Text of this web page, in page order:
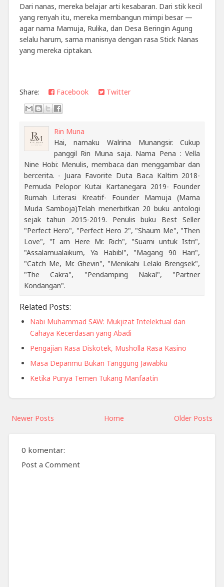
Dari nanas, mereka belajar arti kesabaran. Dari stik kecil
yang renyah itu, mereka membangun mimpi besar —
agar nama Mamuja, Rulika, dan Desa Beringin Agung
selalu harum, sama manisnya dengan rasa Stick Nanas
yang mereka ciptakan.
Share: Facebook Twitter
Rin Muna
Hai, namaku Walrina Munangsir. Cukup
panggil Rin Muna saja. Nama Pena : Vella
Nine Hobi: Menulis, membaca dan menggambar dan
bercerita. - Juara Favorite Duta Baca Kaltim 2018-
Pemuda Pelopor Kutai Kartanegara 2019- Founder
Rumah Literasi Kreatif- Founder Mamuja (Mama
Muda Samboja)Telah menerbitkan 20 buku antologi
sejak tahun 2015-2019. Penulis buku Best Seller
"Perfect Hero", "Perfect Hero 2", "Shaum Me", "Then
Love", "I am Here Mr. Rich", "Suami untuk Istri",
"Assalamualaikum, Ya Habib!", "Magang 90 Hari",
"Catch Me, Mr. Ghevin", "Menikahi Lelaki Brengsek",
"The Cakra", "Pendamping Nakal", "Partner
Kondangan".
Related Posts:
Nabi Muhammad SAW: Mukjizat Intelektual dan
Cahaya Kecerdasan yang Abadi
Pengajian Rasa Diskotek, Musholla Rasa Kasino
Masa Depanmu Bukan Tanggung Jawabku
Ketika Punya Temen Tukang Manfaatin
Newer Posts Older Posts
Home
0 komentar:
Post a Comment